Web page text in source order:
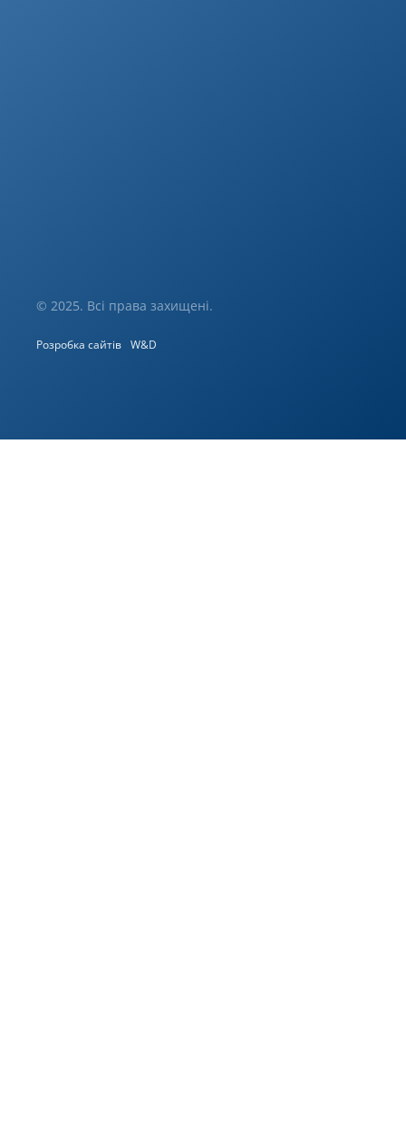
© 2025. Всі права захищені.
Розробка сайтів W&D